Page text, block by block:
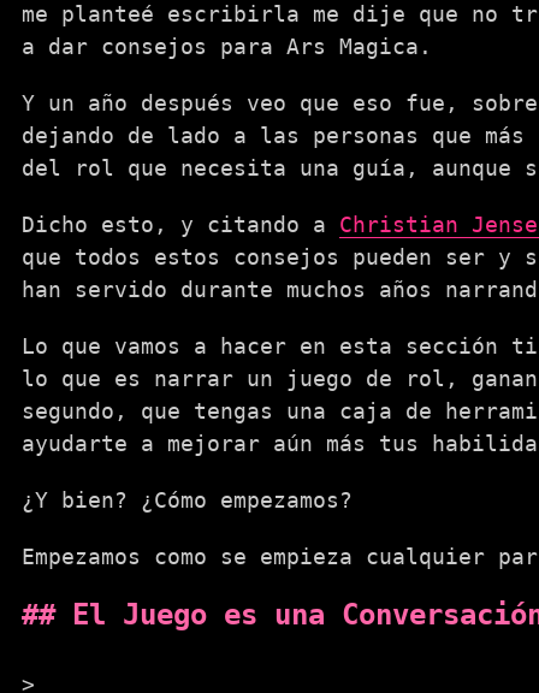
me planteé escribirla me dije que no
a dar consejos para Ars Magica.
Y un año después veo que eso fue,
dejando de lado a las personas que
del rol que necesita una guía, aunque
Dicho esto, y citando a Christian
que todos estos consejos pueden ser
han servido durante muchos años
Lo que vamos a hacer en esta sección
lo que es narrar un juego de rol,
segundo, que tengas una caja de
ayudarte a mejorar aún más tus
¿Y bien? ¿Cómo empezamos?
Empezamos como se empieza cualquier
El Juego es una